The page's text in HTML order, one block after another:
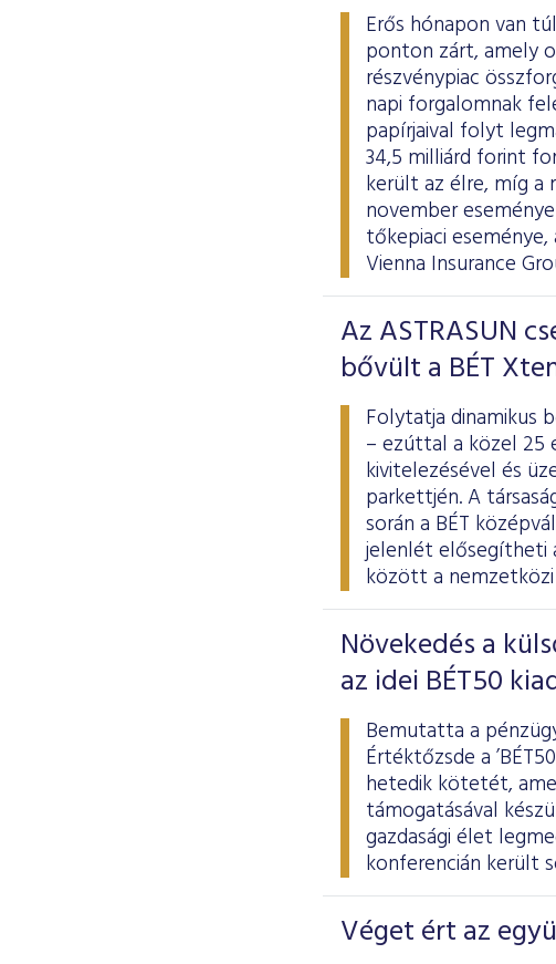
Erős hónapon van
ponton zárt, amely
részvénypiac
napi forgalomnak
papírjaival folyt
34,5 milliárd forint
került az élre, míg a
november
tőkepiaci
Vienna Insurance
Az ASTRASUN
bővült a BÉT
Folytatja dinamikus
– ezúttal a közel 25
kivitelezésével és
parkettjén. A
során a BÉT
jelenlét elősegítheti
között a
Növekedés a
az idei BÉT50
Bemutatta a
Értéktőzsde a
hetedik kötetét,
támogatásával
gazdasági élet
konferencián került
Véget ért az